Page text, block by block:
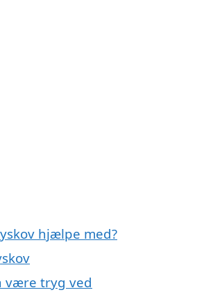
hjælpe med?
være tryg ved